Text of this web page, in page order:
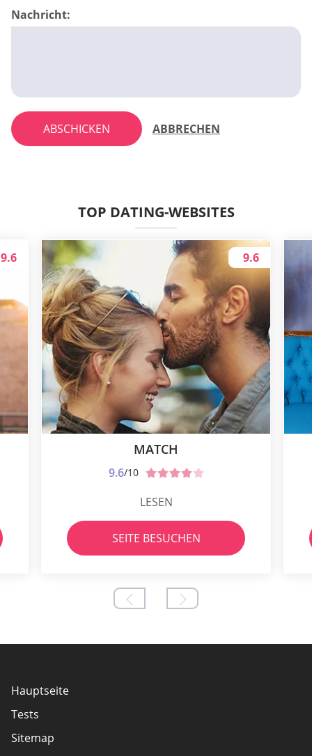
Nachricht:
ABSCHICKEN ABBRECHEN
TOP DATING-WEBSITES
9.6
MATCH
9.6/10
9.6
LESEN
SEITE BESUCHEN
Hauptseite
Tests
Sitemap